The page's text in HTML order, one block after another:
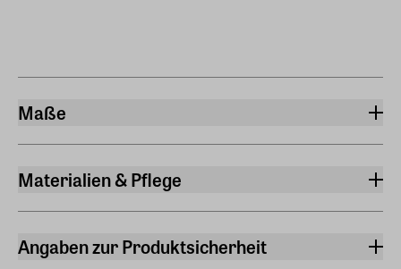
Maße
Materialien & Pflege
Material Armband
Angaben zur Produktsicherheit